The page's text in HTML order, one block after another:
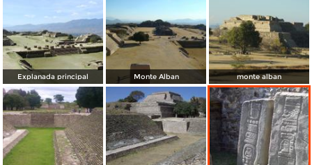
Explanada principal Monte Alban monte alban